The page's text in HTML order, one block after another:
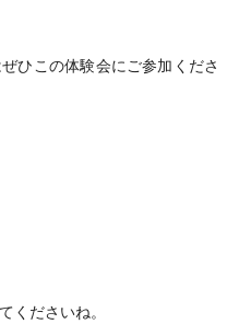
ひこの体験会にご参加くださ
くださいね。